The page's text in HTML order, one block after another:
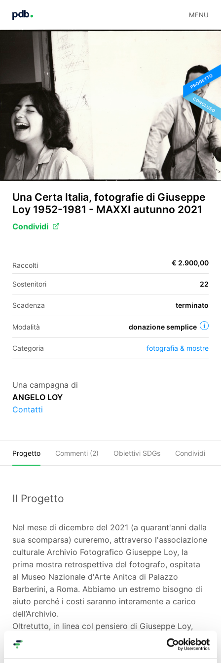
MENU
IT
FR
ES
Una Certa Italia, fotografie di Giuseppe
Loy 1952-1981 - MAXXI autunno 2021
Condividi
Raccolti € 2.900,00
Sostenitori 22
Scadenza terminato
Modalità donazione semplice
Categoria fotografia & mostre
Una campagna di
ANGELO LOY
Contatti
Progetto Commenti (2) Obiettivi SDGs Condividi
Il Progetto
Nel mese di dicembre del 2021 (a quarant'anni dalla
sua scomparsa) cureremo, attraverso l'associazione
culturale Archivio Fotografico Giuseppe Loy, la
prima mostra retrospettiva del fotografo, ospitata
al Museo Nazionale d'Arte Anitca di Palazzo
Barberini, a Roma. Abbiamo un estremo bisogno di
aiuto perché i costi saranno interamente a carico
dell’Archivio.
Oltretutto, in linea col pensiero di Giuseppe Loy,
abbiamo deciso che la mostra sarà ad ingresso
gratuito.